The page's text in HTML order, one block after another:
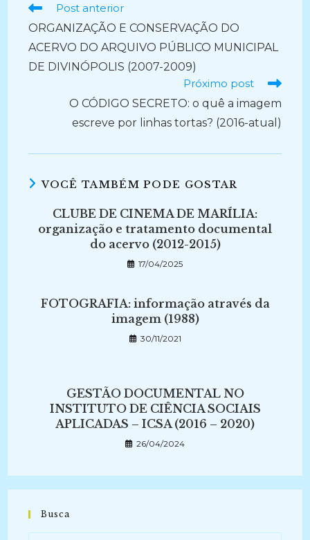
Ler
artigos
Post anterior
ORGANIZAÇÃO E CONSERVAÇÃO DO
ACERVO DO ARQUIVO PÚBLICO MUNICIPAL
DE DIVINÓPOLIS (2007-2009)
Próximo post
O CÓDIGO SECRETO: o quê a imagem
escreve por linhas tortas? (2016-atual)
VOCÊ TAMBÉM PODE GOSTAR
CLUBE DE CINEMA DE MARÍLIA:
organização e tratamento documental
do acervo (2012-2015)
17/04/2025
FOTOGRAFIA: informação através da
imagem (1988)
30/11/2021
GESTÃO DOCUMENTAL NO
INSTITUTO DE CIÊNCIA SOCIAIS
APLICADAS – ICSA (2016 – 2020)
26/04/2024
Busca